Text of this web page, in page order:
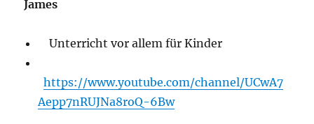
James
Unterricht vor allem für Kinder
https://www.youtube.com/channel/UCwA7
Aepp7nRUJNa8roQ-6Bw